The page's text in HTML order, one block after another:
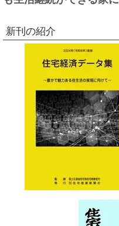
新刊の紹介